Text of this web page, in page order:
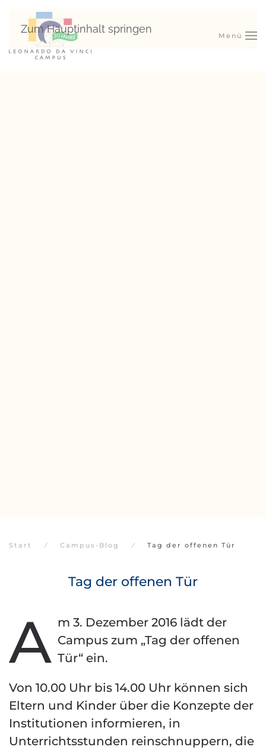
Zum Hauptinhalt springen
Menü
Start Campus-Blog Tag der offenen Tür
Tag der offenen Tür
A m 3. Dezember 2016 lädt der
Campus zum „Tag der offenen
Tür“ ein.
Von 10.00 Uhr bis 14.00 Uhr können sich
Eltern und Kinder über die Konzepte der
Institutionen informieren, in
Unterrichtsstunden reinschnuppern, die